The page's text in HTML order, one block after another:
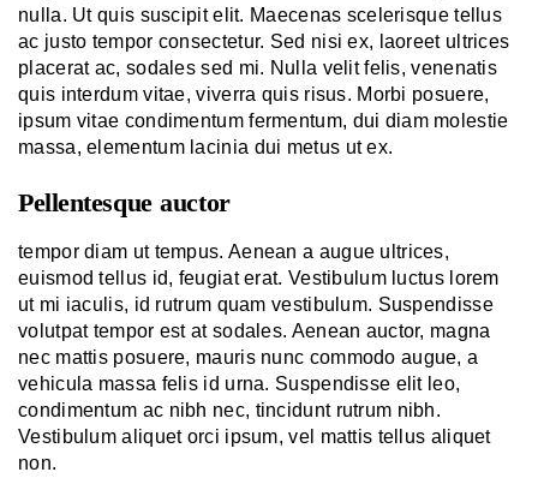
nulla. Ut quis suscipit elit. Maecenas scelerisque tellus
ac justo tempor consectetur. Sed nisi ex, laoreet ultrices
placerat ac, sodales sed mi. Nulla velit felis, venenatis
quis interdum vitae, viverra quis risus. Morbi posuere,
ipsum vitae condimentum fermentum, dui diam molestie
massa, elementum lacinia dui metus ut ex.
Pellentesque auctor
tempor diam ut tempus. Aenean a augue ultrices,
euismod tellus id, feugiat erat. Vestibulum luctus lorem
ut mi iaculis, id rutrum quam vestibulum. Suspendisse
volutpat tempor est at sodales. Aenean auctor, magna
nec mattis posuere, mauris nunc commodo augue, a
vehicula massa felis id urna. Suspendisse elit leo,
condimentum ac nibh nec, tincidunt rutrum nibh.
Vestibulum aliquet orci ipsum, vel mattis tellus aliquet
non.